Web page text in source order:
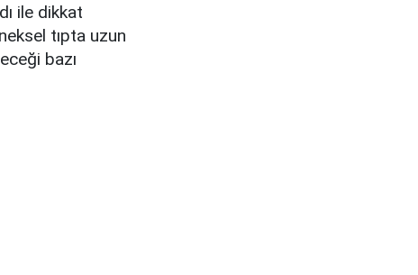
ile dikkat
tıpta uzun
bazı